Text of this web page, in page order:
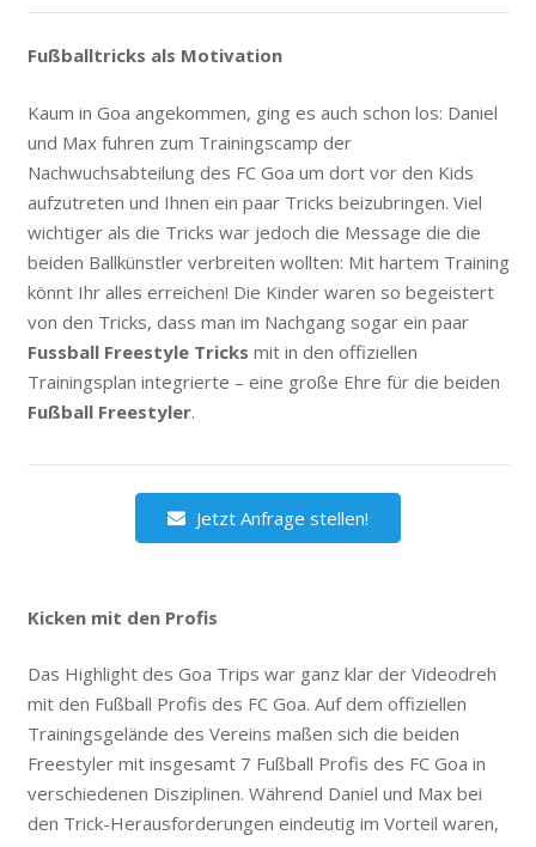
Fußballtricks als Motivation
Kaum in Goa angekommen, ging es auch schon los: Daniel
und Max fuhren zum Trainingscamp der
Nachwuchsabteilung des FC Goa um dort vor den Kids
aufzutreten und Ihnen ein paar Tricks beizubringen. Viel
wichtiger als die Tricks war jedoch die Message die die
beiden Ballkünstler verbreiten wollten: Mit hartem Training
könnt Ihr alles erreichen! Die Kinder waren so begeistert
von den Tricks, dass man im Nachgang sogar ein paar
Fussball Freestyle Tricks mit in den offiziellen
Trainingsplan integrierte – eine große Ehre für die beiden
Fußball Freestyler.
Jetzt Anfrage stellen!
Kicken mit den Profis
Das Highlight des Goa Trips war ganz klar der Videodreh
mit den Fußball Profis des FC Goa. Auf dem offiziellen
Trainingsgelände des Vereins maßen sich die beiden
Freestyler mit insgesamt 7 Fußball Profis des FC Goa in
verschiedenen Disziplinen. Während Daniel und Max bei
den Trick-Herausforderungen eindeutig im Vorteil waren,